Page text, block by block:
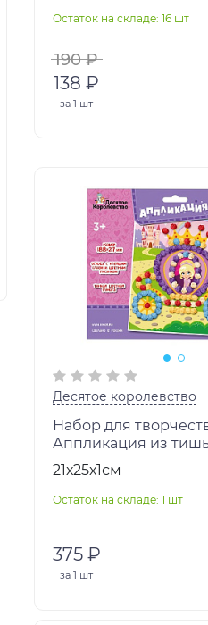
Остаток на складе: 16 шт
190 ₽
138 ₽
за 1 шт
Десятое королевство
Набор для
Аппликация из
"Принцесса" размер
арт.04629
21х25х1см
Остаток на складе: 1 шт
375 ₽
за 1 шт